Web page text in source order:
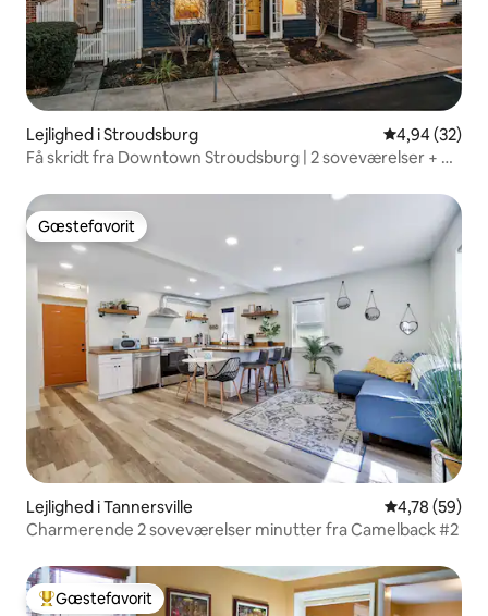
Lejlighed i Stroudsburg 4,94 ud af 5 i
4,94 (32)
Få skridt fra Downtown Stroudsburg | 2 soveværelser + 4
Gæstefavorit
Gæstefavorit
Lejlighed i Tannersville 4,78 ud af 5 i
4,78 (59)
Charmerende 2 soveværelser minutter fra Camelback #2
Bedste gæstefavorit
Gæstefavorit